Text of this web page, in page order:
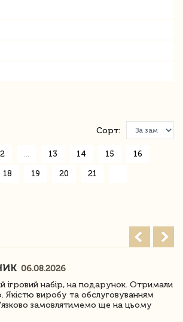
Сорт:
2 13 14 15 16
18 19 20 21
06.08.2026
ігровий набір, на подарунок. Отримали
Якістю виробу та обслуговуванням
замовлятимемо ще на цьому